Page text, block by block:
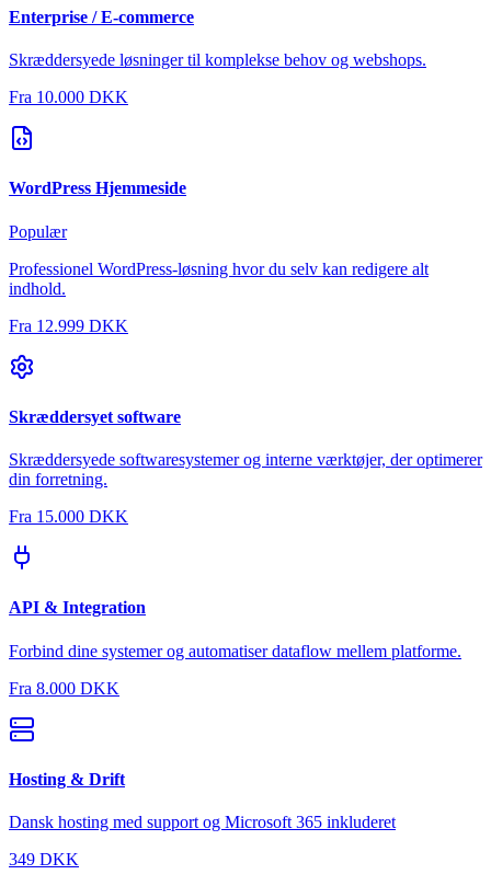
Enterprise / E-commerce
Skræddersyede løsninger til komplekse behov og webshops.
Fra 10.000 DKK
WordPress Hjemmeside
Populær
Professionel WordPress-løsning hvor du selv kan redigere alt
indhold.
Fra 12.999 DKK
Skræddersyet software
Skræddersyede softwaresystemer og interne værktøjer, der optimerer
din forretning.
Fra 15.000 DKK
API & Integration
Forbind dine systemer og automatiser dataflow mellem platforme.
Fra 8.000 DKK
Hosting & Drift
Dansk hosting med support og Microsoft 365 inkluderet
349 DKK